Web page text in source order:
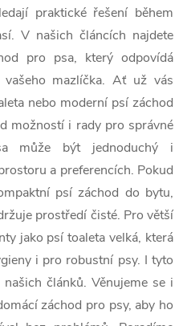
praktické řešení během
V našich článcích najdete
pro psa, který odpovídá
mazlíčka. Ať už vás
nebo moderní psí záchod
možností i rady pro správné
může být jednoduchý i
a preferencích. Pokud
psí záchod do bytu,
prostředí čisté. Pro větší
jako psí toaleta velká, která
i pro robustní psy. I tyto
článků. Věnujeme se i
záchod pro psy, aby ho